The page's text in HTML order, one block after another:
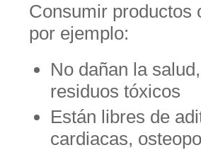
Consumir productos
por ejemplo:
No dañan la
residuos tóxicos
Están libres de
cardiacas,